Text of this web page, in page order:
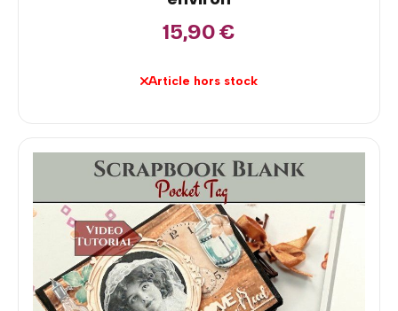
15,90€
Article hors stock